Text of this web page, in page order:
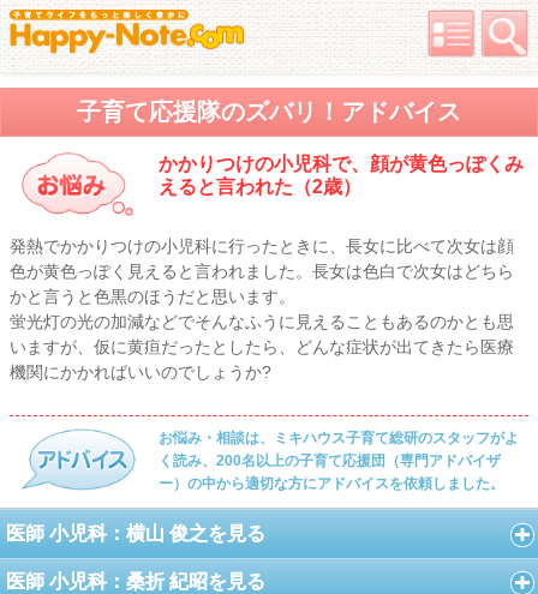
子育て応援隊のズバリ！アドバイス
かかりつけの小児科で、顔が黄色っぽくみ
えると言われた（2歳）
発熱でかかりつけの小児科に行ったときに、長女に比べて次女は顔
色が黄色っぽく見えると言われました。長女は色白で次女はどちら
かと言うと色黒のほうだと思います。
蛍光灯の光の加減などでそんなふうに見えることもあるのかとも思
いますが、仮に黄疸だったとしたら、どんな症状が出てきたら医療
機関にかかればいいのでしょうか?
お悩み・相談は、ミキハウス子育て総研のスタッフがよ
く読み、200名以上の子育て応援団（専門アドバイザ
ー）の中から適切な方にアドバイスを依頼しました。
医師 小児科：横山 俊之を見る
医師 小児科：桑折 紀昭を見る